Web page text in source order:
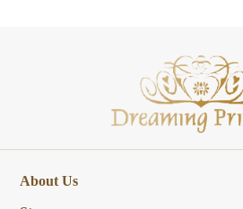
About Us